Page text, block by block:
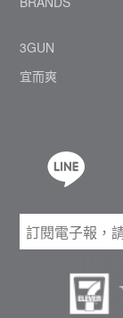
3GUN
宜而爽